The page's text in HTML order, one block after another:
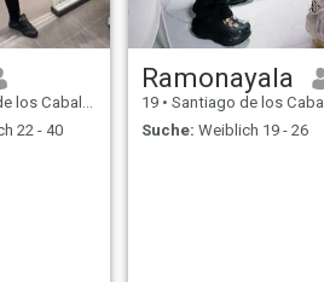
Santiago, Dom. Rep.
22 - 40
Ramonayala
19 • Santiago de los Caballeros, Santiago, Dom. Rep.
Suche: Weiblich 19 - 26